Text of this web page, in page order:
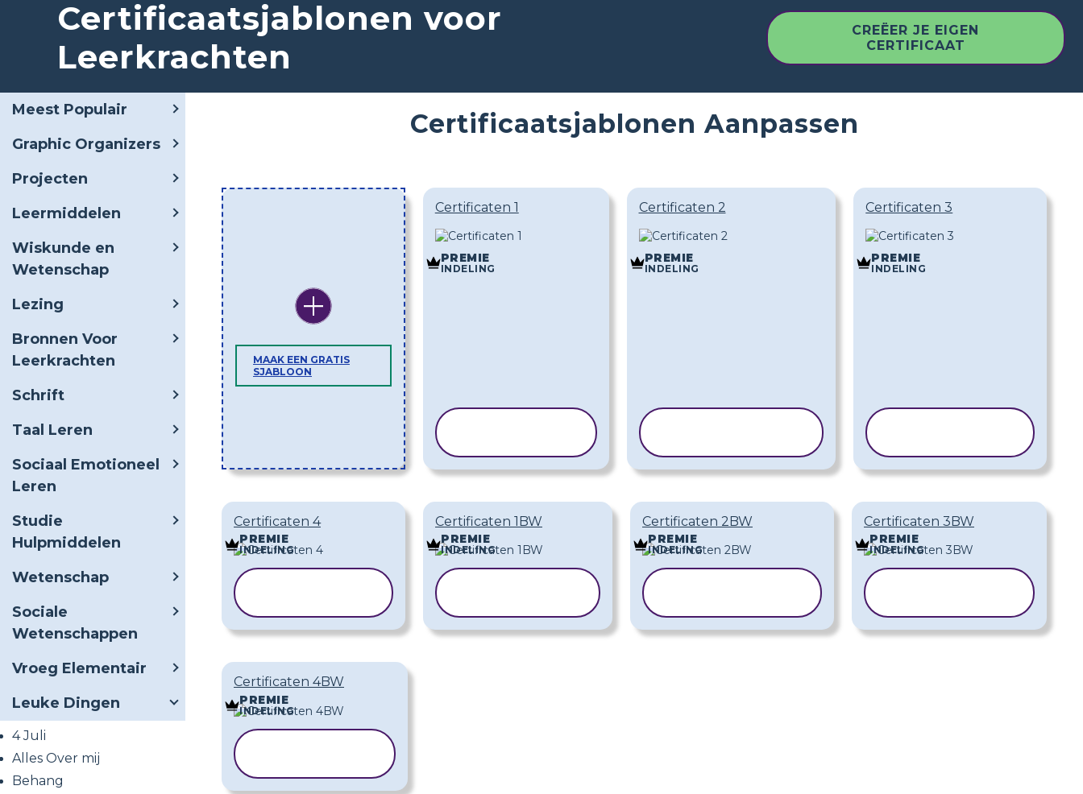
Certificaatsjablonen voor
Leerkrachten
CREËER JE EIGEN
CERTIFICAAT
Meest Populair
Graphic Organizers
Projecten
Leermiddelen
Wiskunde en
Wetenschap
Lezing
Bronnen Voor
Leerkrachten
Schrift
Taal Leren
Sociaal Emotioneel
Leren
Studie
Hulpmiddelen
Wetenschap
Sociale
Wetenschappen
Vroeg Elementair
Leuke Dingen
4 Juli
Alles Over mij
Behang
Certificaatsjablonen Aanpassen
MAAK EEN GRATIS
SJABLOON
Certificaten 1
PREMIE
INDELING
Certificaten 2
PREMIE
INDELING
Certificaten 3
PREMIE
INDELING
Certificaten 4
PREMIE
INDELING
Certificaten 1BW
PREMIE
INDELING
Certificaten 2BW
PREMIE
INDELING
Certificaten 3BW
PREMIE
INDELING
Certificaten 4BW
PREMIE
INDELING